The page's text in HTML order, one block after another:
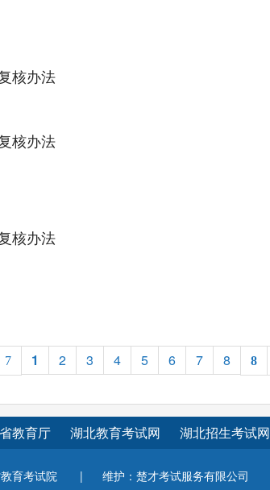
核办法
核办法
核办法
7 1 2 3 4 5 6 7 8 8
教育厅 湖北教育考试网 湖北招生考试网
育考试院 |
维护：楚才考试服务有限公司